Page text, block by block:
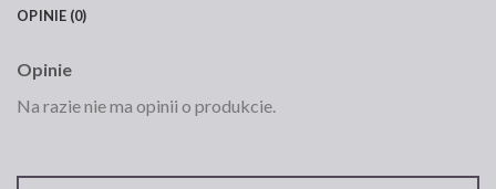
OPINIE (0)
Opinie
Na razie nie ma opinii o produkcie.